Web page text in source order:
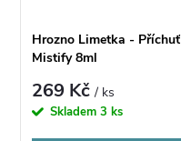
í
p
r
s
p
Hrozno Limetka - Příchuť
Mistify 8ml
269 Kč/ ks
Skladem3 ks